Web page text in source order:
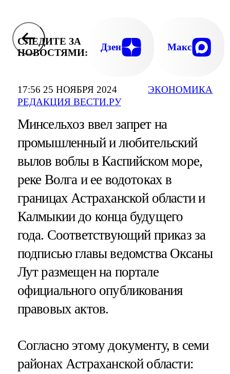
17:56 25 НОЯБРЯ 2024
РЕДАКЦИЯ ВЕСТИ.РУ
ЭКОНОМИКА
СЛЕДИТЕ ЗА
НОВОСТЯМИ:
Дзен Макс
Минсельхоз ввел запрет на
промышленный и любительский
вылов воблы в Каспийском море,
реке Волга и ее водотоках в
границах Астраханской области и
Калмыкии до конца будущего
года. Соответствующий приказ за
подписью главы ведомства Оксаны
Лут размещен на портале
официального опубликования
правовых актов.
Согласно этому документу, в семи
районах Астраханской области: